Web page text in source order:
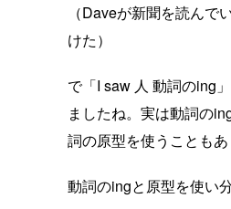
（Daveが新聞を読んで
けた）
で「I saw 人 動詞のing
ましたね。実は動詞の
詞の原型を使うこともあ
動詞のingと原型を使い分